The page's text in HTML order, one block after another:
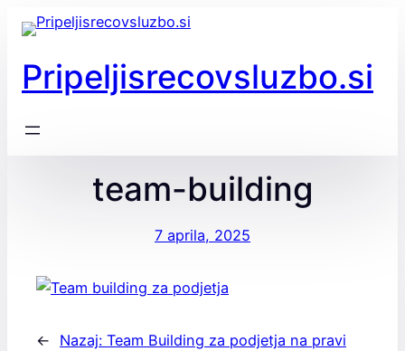
Preskoči
na
vsebino
Pripeljisrecovsluzbo.si
team-building
7 aprila, 2025
← Nazaj: Team Building za podjetja na pravi